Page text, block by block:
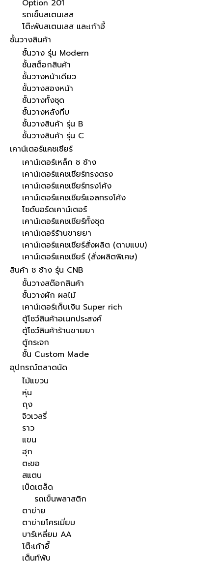
Option 201
รถเข็นสเตนเลส
โต๊ะพับสเตนเลส และเก้าอี้
ชั้นวางสินค้า
ชั้นวาง รุ่น Modern
ชั้นสต็อกสินค้า
ชั้นวางหน้าเดียว
ชั้นวางสองหน้า
ชั้นวางทั้งชุด
ชั้นวางหลังทึบ
ชั้นวางสินค้า รุ่น B
ชั้นวางสินค้า รุ่น C
เคาน์เตอร์แคชเชียร์
เคาน์เตอร์เหล็ก ช ช้าง
เคาน์เตอร์แคชเชียร์ทรงตรง
เคาน์เตอร์แคชเชียร์ทรงโค้ง
เคาน์เตอร์แคชเชียร์แอลทรงโค้ง
ไซด์บอร์ดเคาน์เตอร์
เคาน์เตอร์แคชเชียร์ทั้งชุด
เคาน์เตอร์ร้านขายยา
เคาน์เตอร์แคชเชียร์สั่งผลิต (ตามแบบ)
เคาน์เตอร์แคชเชียร์ (สั่งผลิตพิเศษ)
สินค้า ช ช้าง รุ่น CNB
ชั้นวางสต๊อกสินค้า
ชั้นวางผัก ผลไม้
เคาน์เตอร์เก็บเงิน Super rich
ตู้โชว์สินค้าอเนกประสงค์
ตู้โชว์สินค้าร้านขายยา
ตู้กระจก
ชั้น Custom Made
อุปกรณ์ตลาดนัด
ไม้แขวน
หุ่น
ถุง
จิวเวลรี่
ราว
แขน
ฮุก
ตะขอ
สแตน
เบ็ดเตล็ด
รถเข็นพลาสติก
ตาข่าย
ตาข่ายโครเมี่ยม
บาร์เหลี่ยม AA
โต๊ะเก้าอี้
เต็นท์พับ